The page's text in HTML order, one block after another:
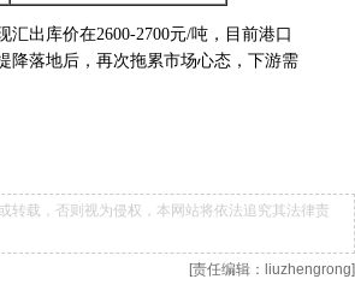
出库价在2600-2700元/吨，目前港口
降落地后，再次拖累市场心态，下游需
转载，否则视为侵权，本网站将依法追究其法律责
[责任编辑：liuzhengrong]